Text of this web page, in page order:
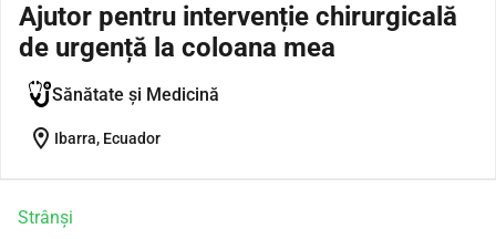
Ajutor pentru intervenție chirurgicală
de urgență la coloana mea
Sănătate și Medicină
location_on Ibarra, Ecuador
Strânși